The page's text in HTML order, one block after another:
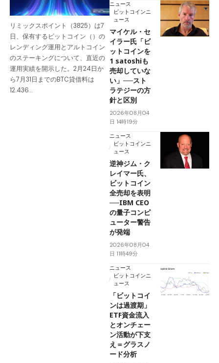
リミックスポイント（3825）は7
日、保有するビットコイン（）の
レンディング運用とアルトコイン
のステーキングについて、直近の
運用実績を開示した。2月24日か
ら7月31日までのBTC貸借料は
12.436…
ニュース
ビットコインニ
ュース
マイケル・セ
イラー氏「ビ
ットコインを
1 satoshiも
売却していな
い」──スト
ラテジーの方
針と区別
2026年08月04
日 14時19分
ニュース
ビットコインニ
ュース
逆神ジム・ク
レイマー氏、
ビットコイン
全売却を表明
──IBM CEO
の量子コンピ
ューター警告
が発端
2026年08月04
日 11時49分
ニュース
ビットコインニ
ュース
「ビットコイ
ンは過渡期」
ETF資金流入
とオンチェー
ン活動が下支
え＝グラスノ
ード分析